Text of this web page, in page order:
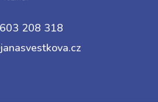
208 318